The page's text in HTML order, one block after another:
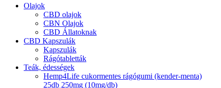
Close
Olajok
CBD olajok
CBN Olajok
CBD Állatoknak
CBD Kapszulák
Kapszulák
Rágótabletták
Teák, édességek
Hemp4Life cukormentes rágógumi (kender-menta)
25db 250mg (10mg/db)